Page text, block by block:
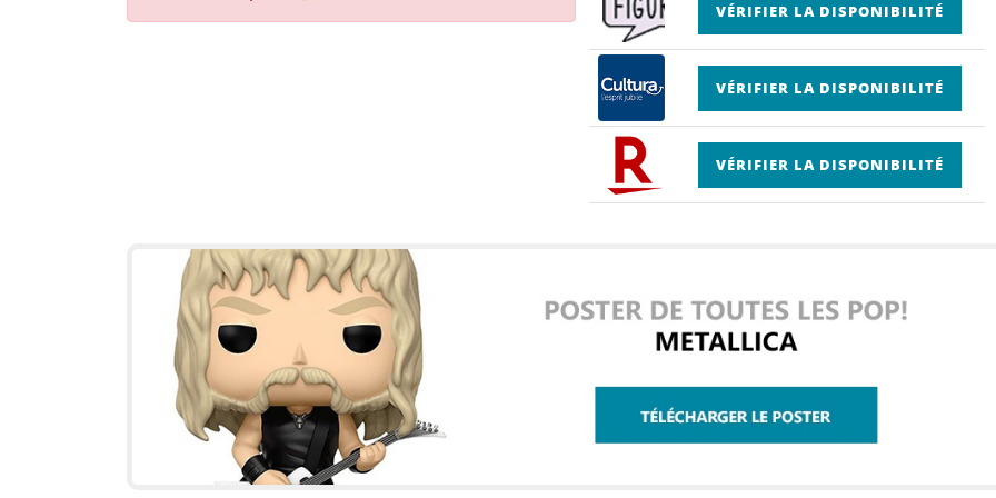
VÉRIFIER LA DISPONIBILITÉ
VÉRIFIER LA DISPONIBILITÉ
VÉRIFIER LA DISPONIBILITÉ